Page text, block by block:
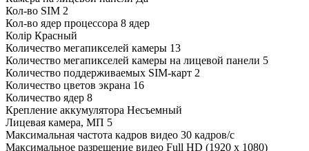
Кол-во SIM 2
Кол-во ядер процессора 8 ядер
Колір Красный
Количество мегапикселей камеры 13
Количество мегапикселей камеры на лицевой панели 5
Количество поддерживаемых SIM-карт 2
Количество цветов экрана 16
Количество ядер 8
Крепление аккумулятора Несъемный
Лицевая камера, МП 5
Максимальная частота кадров видео 30 кадров/с
Максимальное разрешение видео Full HD (1920 x 1080)